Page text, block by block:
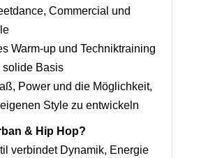
Commercial und
Warm-up und Techniktraining
solide Basis
Power und die Möglichkeit,
Style zu entwickeln
& Hip Hop?
verbindet Dynamik, Energie